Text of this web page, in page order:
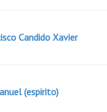
Candido Xavier
(espirito)